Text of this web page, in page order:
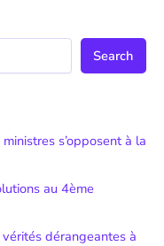
Search
s’opposent à la
au 4ème
dérangeantes à